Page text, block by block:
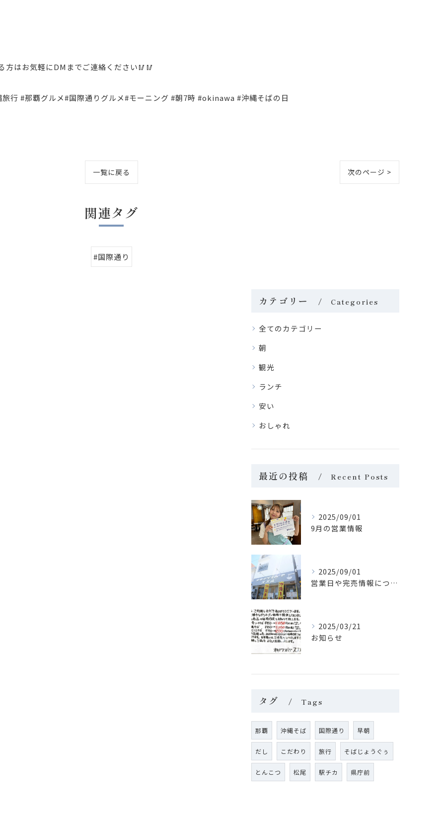
方はお気軽にDMまでご連絡ください🥢🥢
行 #那覇グルメ#国際通りグルメ#モーニング #朝7時 #okinawa #沖縄そばの日
一覧に戻る 次のページ >
関連タグ
#国際通り
カテゴリー Categories
全てのカテゴリー
朝
観光
ランチ
安い
おしゃれ
最近の投稿 Recent Posts
2025/09/01
9月の営業情報
2025/09/01
営業日や完売情報について
2025/03/21
お知らせ
タグ Tags
那覇 沖縄そば 国際通り 早朝
だし こだわり 旅行 そばじょうぐぅ
とんこつ 松尾 駅チカ 県庁前